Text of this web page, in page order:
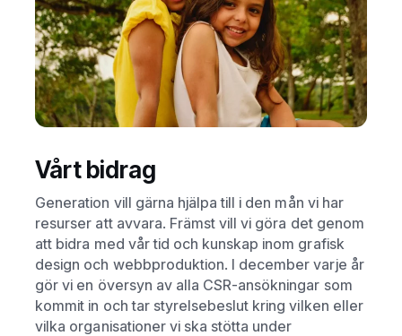
Vårt bidrag
Generation vill gärna hjälpa till i den mån vi har
resurser att avvara. Främst vill vi göra det genom
att bidra med vår tid och kunskap inom grafisk
design och webbproduktion. I december varje år
gör vi en översyn av alla CSR-ansökningar som
kommit in och tar styrelsebeslut kring vilken eller
vilka organisationer vi ska stötta under